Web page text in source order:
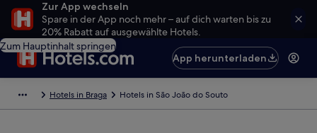
Zur App wechseln
Spare in der App noch mehr – auf dich warten bis zu
20% Rabatt auf ausgewählte Hotels.
Zum Hauptinhalt springen
App herunterladen
Hotels in Braga Hotels in São João do Souto